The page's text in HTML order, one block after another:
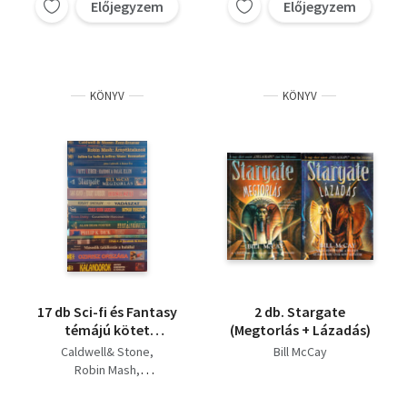
Előjegyzem Előjegyzem
KÖNYV
17 db Sci-fi és Fantasy
témájú kötet
vegyesen: Zzz-
űrzavar,
Caldwell& Stone
Robin Mash
KÖNYV
2 db. Stargate
(Megtorlás + Lázadás)
Bill McCay